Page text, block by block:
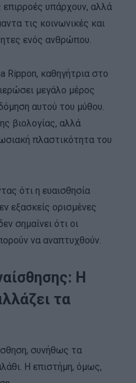
επιρροές υπάρχουν, αλλά
τις κοινωνικές και
ενός ανθρώπου.
Rippon, καθηγήτρια στο
μεγάλο μέρος
αυτού του μύθου.
βιολογίας, αλλά
πλαστικότητα του
ότι η ευαισθησία
εξασκείς ορισμένες
σημαίνει ότι οι
να αναπτυχθούν.
Η
τα
συνήθως τα
Η επιστήμη, όμως,